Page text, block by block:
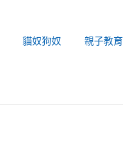
貓奴狗奴 親子教育